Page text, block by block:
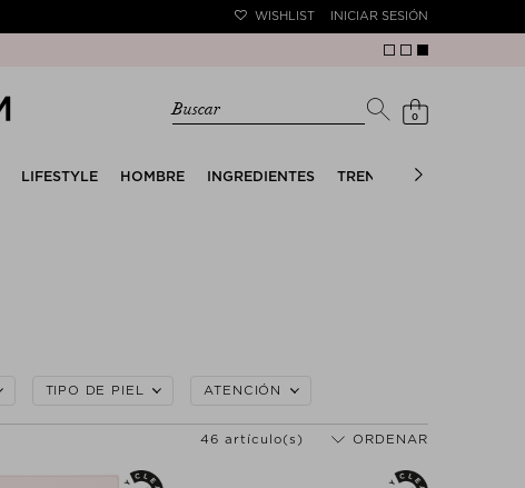
WISHLIST INICIAR SESIÓN
Buscar 0
LIFESTYLE HOMBRE INGREDIENTES TRENDS THE SUMMER
TIPO DE PIEL ATENCIÓN
46 artículo(s) ORDENAR